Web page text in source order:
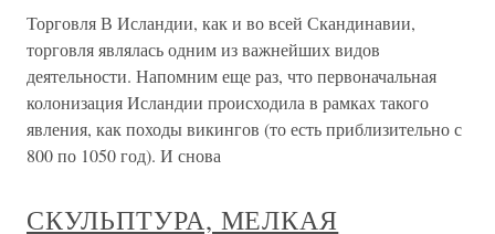
Торговля В Исландии, как и во всей Скандинавии,
торговля являлась одним из важнейших видов
деятельности. Напомним еще раз, что первоначальная
колонизация Исландии происходила в рамках такого
явления, как походы викингов (то есть приблизительно с
800 по 1050 год). И снова
СКУЛЬПТУРА, МЕЛКАЯ